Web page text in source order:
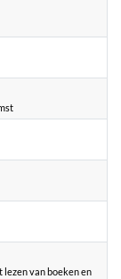
van boeken en